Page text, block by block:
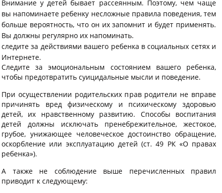
Внимание у детей бывает рассеянным. Поэтому, чем чаще
вы напоминаете ребенку несложные правила поведения, тем
больше вероятность, что он их запомнит и будет применять.
Вы должны регулярно их напоминать.
следите за действиями вашего ребенка в социальных сетях и
Интернете.
Следите за эмоциональным состоянием вашего ребенка,
чтобы предотвратить суицидальные мысли и поведение.
При осуществлении родительских прав родители не вправе
причинять вред физическому и психическому здоровью
детей, их нравственному развитию. Способы воспитания
детей должны исключать пренебрежительное, жестокое,
грубое, унижающее человеческое достоинство обращение,
оскорбление или эксплуатацию детей (ст. 49 РК «О правах
ребенка»).
А также не соблюдение выше перечисленных правил
приводит к следующему: